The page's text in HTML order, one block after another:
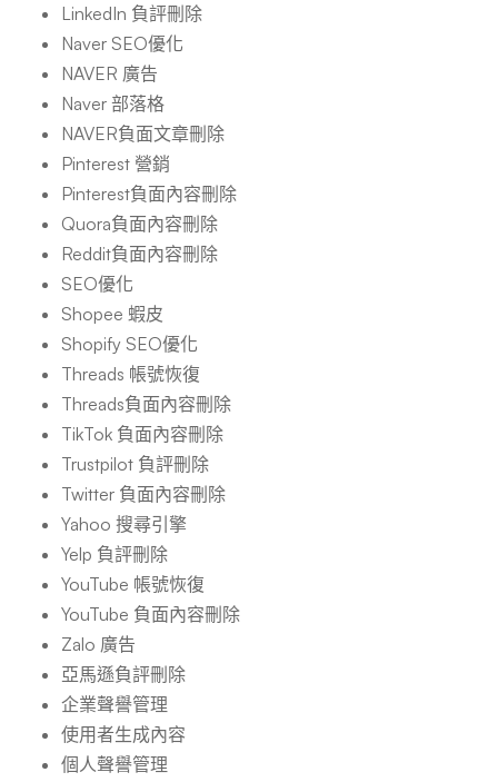
LinkedIn 負評刪除
Naver SEO優化
NAVER 廣告
Naver 部落格
NAVER負面文章刪除
Pinterest 營銷
Pinterest負面內容刪除
Quora負面內容刪除
Reddit負面內容刪除
SEO優化
Shopee 蝦皮
Shopify SEO優化
Threads 帳號恢復
Threads負面內容刪除
TikTok 負面內容刪除
Trustpilot 負評刪除
Twitter 負面內容刪除
Yahoo 搜尋引擎
Yelp 負評刪除
YouTube 帳號恢復
YouTube 負面內容刪除
Zalo 廣告
亞馬遜負評刪除
企業聲譽管理
使用者生成內容
個人聲譽管理